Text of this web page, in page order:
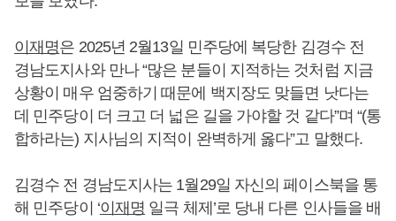
이재명은 2025년 2월13일 민주당에 복당한 김경수 전
경남도지사와 만나 “많은 분들이 지적하는 것처럼 지금
상황이 매우 엄중하기 때문에 백지장도 맞들면 낫다는
데 민주당이 더 크고 더 넓은 길을 가야할 것 같다”며 “(통
합하라는) 지사님의 지적이 완벽하게 옳다”고 말했다.
김경수 전 경남도지사는 1월29일 자신의 페이스북을 통
해 민주당이 ‘이재명 일극 체제’로 당내 다른 인사들을 배